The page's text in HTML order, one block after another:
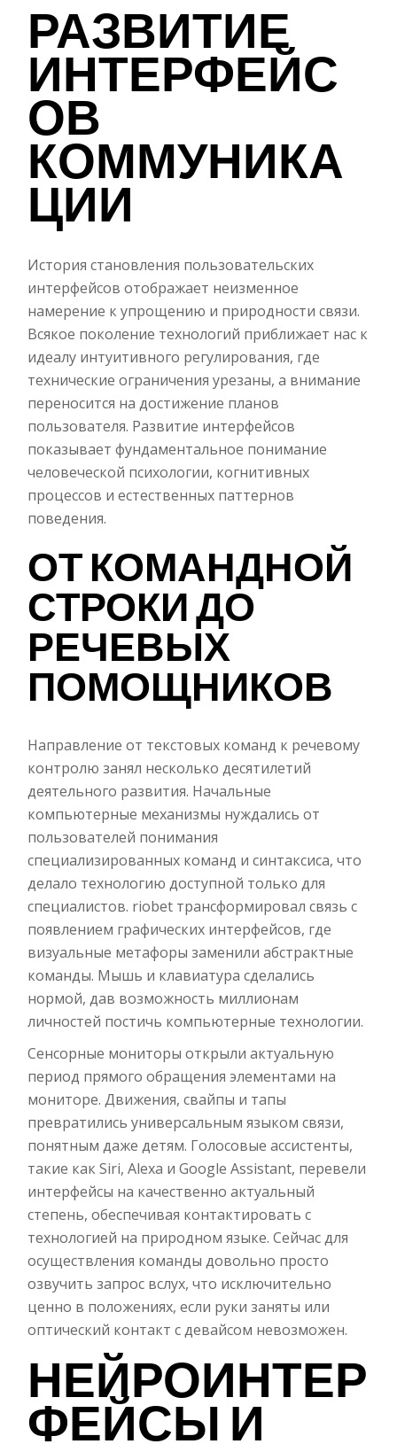
РАЗВИТИЕ
ИНТЕРФЕЙС
ОВ
КОММУНИКА
ЦИИ
История становления пользовательских
интерфейсов отображает неизменное
намерение к упрощению и природности связи.
Всякое поколение технологий приближает нас к
идеалу интуитивного регулирования, где
технические ограничения урезаны, а внимание
переносится на достижение планов
пользователя. Развитие интерфейсов
показывает фундаментальное понимание
человеческой психологии, когнитивных
процессов и естественных паттернов
поведения.
ОТ КОМАНДНОЙ
СТРОКИ ДО
РЕЧЕВЫХ
ПОМОЩНИКОВ
Направление от текстовых команд к речевому
контролю занял несколько десятилетий
деятельного развития. Начальные
компьютерные механизмы нуждались от
пользователей понимания
специализированных команд и синтаксиса, что
делало технологию доступной только для
специалистов. riobet трансформировал связь с
появлением графических интерфейсов, где
визуальные метафоры заменили абстрактные
команды. Мышь и клавиатура сделались
нормой, дав возможность миллионам
личностей постичь компьютерные технологии.
Сенсорные мониторы открыли актуальную
период прямого обращения элементами на
мониторе. Движения, свайпы и тапы
превратились универсальным языком связи,
понятным даже детям. Голосовые ассистенты,
такие как Siri, Alexa и Google Assistant, перевели
интерфейсы на качественно актуальный
степень, обеспечивая контактировать с
технологией на природном языке. Сейчас для
осуществления команды довольно просто
озвучить запрос вслух, что исключительно
ценно в положениях, если руки заняты или
оптический контакт с девайсом невозможен.
НЕЙРОИНТЕР
ФЕЙСЫ И